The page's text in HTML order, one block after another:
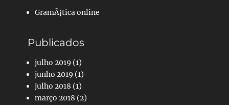
GramÃ¡tica online
Publicados
julho 2019 (1)
junho 2019 (1)
julho 2018 (1)
março 2018 (2)